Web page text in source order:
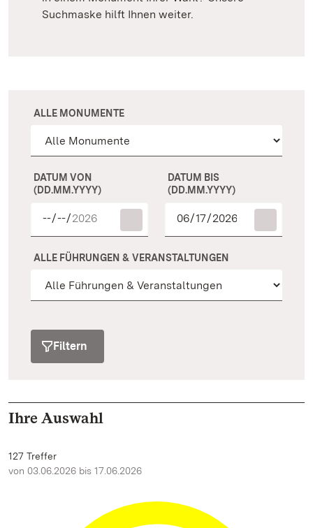
Suchmaske hilft Ihnen weiter.
ALLE MONUMENTE
DATUM VON
(DD.MM.YYYY)
DATUM BIS
(DD.MM.YYYY)
ALLE FÜHRUNGEN & VERANSTALTUNGEN
Filtern
Ihre Auswahl
127 Treffer
von 03.06.2026 bis 17.06.2026